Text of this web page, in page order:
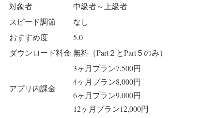
対象者
中級者～上級者
スピード調節
なし
おすすめ度
5.0
ダウンロード料金 無料（Part２とPart５のみ）
アプリ内課金
3ヶ月プラン7,500円
4ヶ月プラン8,000円
6ヶ月プラン9,000円
12ヶ月プラン12,000円